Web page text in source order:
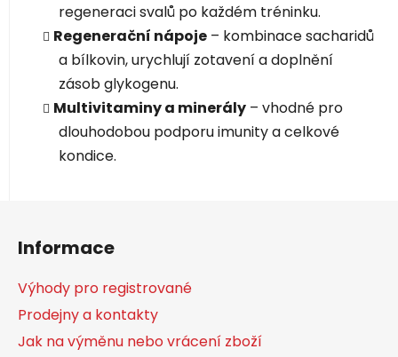
regeneraci svalů po každém tréninku.
Regenerační nápoje – kombinace sacharidů
a bílkovin, urychlují zotavení a doplnění
zásob glykogenu.
Multivitaminy a minerály – vhodné pro
dlouhodobou podporu imunity a celkové
kondice.
Informace
Výhody pro registrované
Prodejny a kontakty
Jak na výměnu nebo vrácení zboží